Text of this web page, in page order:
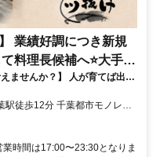
業績好調につき新規
料理長候補へ⭐大手法
ませんか？】 人が育てば出店
格チャンスも多く、収入アッ
“主役”になります✨
房線・外房線、京成線、千
き、幅広いエリアから通いや
時間は17:00〜23:30となりま